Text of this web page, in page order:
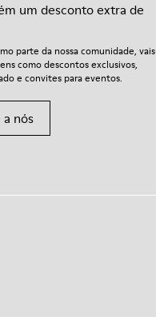
um desconto extra de
parte da nossa comunidade, vais
como descontos exclusivos,
e convites para eventos.
nós